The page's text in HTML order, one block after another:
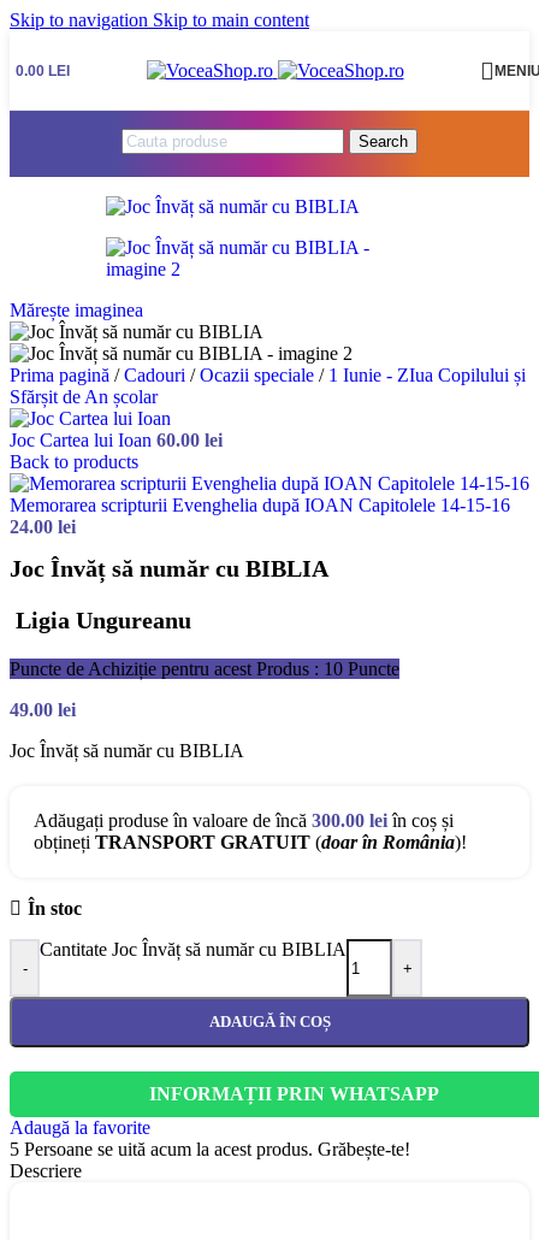
Skip to navigation Skip to main content
0.00 LEI
Search
Mărește imaginea
Prima pagină / Cadouri / Ocazii speciale / 1 Iunie - ZIua Copilului și
Sfărșit de An școlar
Joc Cartea lui Ioan 60.00 lei
Back to products
Memorarea scripturii Evenghelia după IOAN Capitolele 14-15-16
24.00 lei
Joc Învăț să număr cu BIBLIA
Ligia Ungureanu
Puncte de Achiziție pentru acest Produs : 10 Puncte
49.00 lei
Joc Învăț să număr cu BIBLIA
Adăugați produse în valoare de încă 300.00 leiîn coș și
obțineți TRANSPORT GRATUIT (doar în România)!
În stoc
-
Cantitate Joc Învăț să număr cu BIBLIA
+
ADAUGĂ ÎN COȘ
INFORMAȚII PRIN WHATSAPP
Adaugă la favorite
5 Persoane se uită acum la acest produs. Grăbește-te!
Descriere